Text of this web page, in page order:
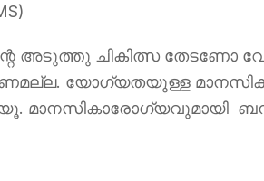
അടുത്തു ചികിത്സ തേടണോ
യോഗ്യതയുള്ള
മാനസികാരോഗ്യവുമായി